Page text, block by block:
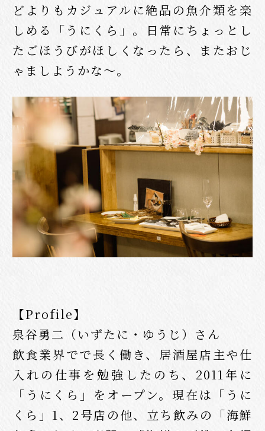
どよりもカジュアルに絶品の魚介類を楽
しめる「うにくら」。日常にちょっとし
たごほうびがほしくなったら、またおじ
ゃましようかな〜。
【Profile】
泉谷勇二（いずたに・ゆうじ）さん
飲食業界でで長く働き、居酒屋店主や仕
入れの仕事を勉強したのち、2011年に
「うにくら」をオープン。現在は「うに
くら」1、2号店の他、立ち飲みの「海鮮